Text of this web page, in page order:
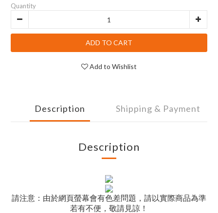
Quantity
ADD TO CART
Add to Wishlist
Description Shipping & Payment
Description
請注意：由於網頁螢幕會有色差問題，請以實際商品為準
若有不便，敬請見諒！